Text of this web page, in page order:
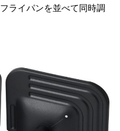
ライパンを並べて同時調